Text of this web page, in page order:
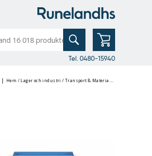
Tel. 0480-15940
| Hem / Lager och industri / Transport & Materialhantering